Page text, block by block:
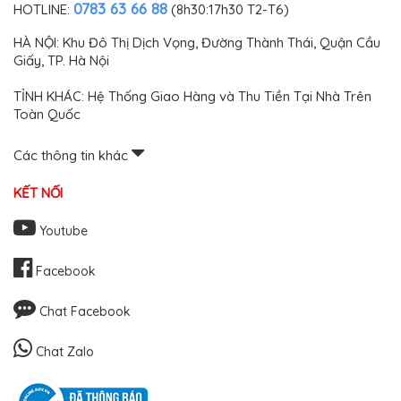
HOTLINE: 0783 63 66 88 (8h30:17h30 T2-T6)
HÀ NỘI: Khu Đô Thị Dịch Vọng, Đường Thành Thái, Quận Cầu
Giấy, TP. Hà Nội
TỈNH KHÁC: Hệ Thống Giao Hàng và Thu Tiền Tại Nhà Trên
Toàn Quốc
Các thông tin khác
KẾT NỐI
Youtube
Facebook
Chat Facebook
Chat Zalo